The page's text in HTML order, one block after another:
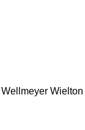
Wellmeyer Wielton